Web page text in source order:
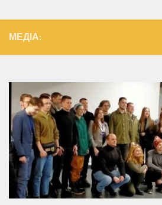
МЕДІА: